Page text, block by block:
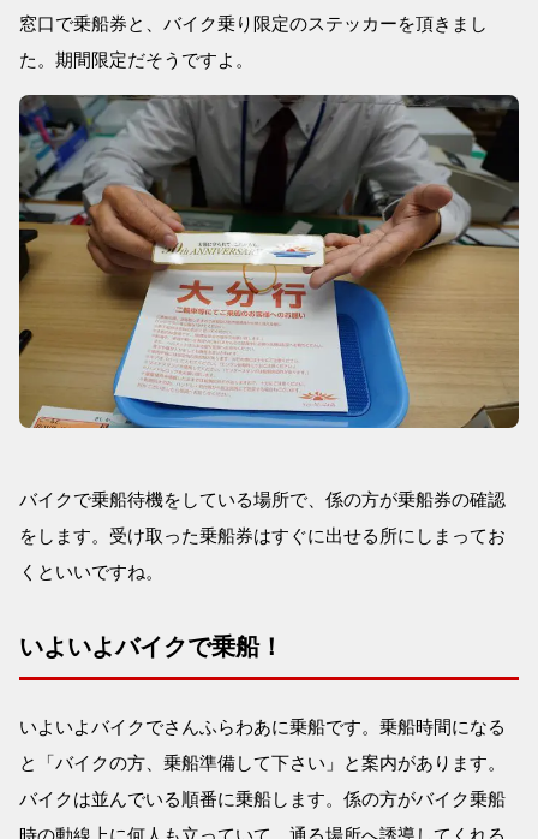
窓口で乗船券と、バイク乗り限定のステッカーを頂きまし
た。期間限定だそうですよ。
バイクで乗船待機をしている場所で、係の方が乗船券の確認
をします。受け取った乗船券はすぐに出せる所にしまってお
くといいですね。
いよいよバイクで乗船！
いよいよバイクでさんふらわあに乗船です。乗船時間になる
と「バイクの方、乗船準備して下さい」と案内があります。
バイクは並んでいる順番に乗船します。係の方がバイク乗船